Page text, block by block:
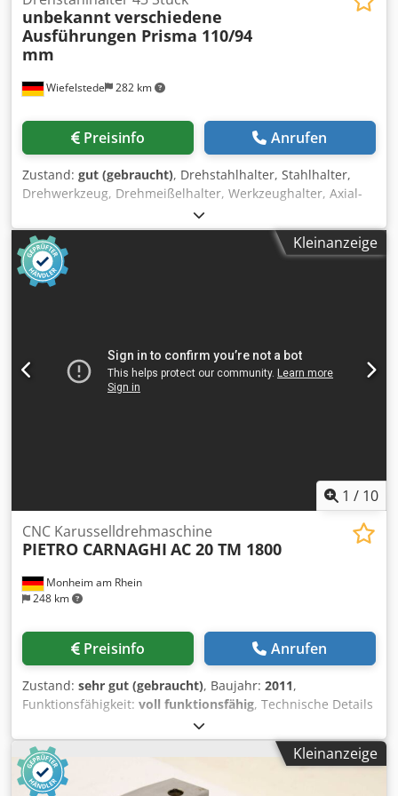
Wiefelstede 282 km
unbekanntverschiedene
Ausführungen Prisma 110/94
mm
Preisinfo Anrufen
Zustand: gut (gebraucht), Drehstahlhalter, Stahlhalter,
Drehwerkzeug, Drehmeißelhalter, Werkzeughalter, Axial-
Werkzeughalter, Wechselhalter Dodpfxjp E Hz Ne Alcock -
Drehstahlhalter: Werkzeughalter 43 Stück -
Werkzeugaufnahmen: verschiedene Ausführungen -
Einlegeprisma: 110/94 mm -Maße: siehe Fotos -
Verkauf/Preis: komplett -Transportabmessung:
Kleinanzeige
1 / 10
Monheim am Rhein
248 km
CNC Karusselldrehmaschine
PIETRO CARNAGHI AC 20 TM 1800
Preisinfo Anrufen
Zustand: sehr gut (gebraucht), Baujahr: 2011,
Funktionsfähigkeit: voll funktionsfähig, Technische Details
Planscheibendurchmesser 1800 mm Umlaufdurchmesser
2000 mm Drehhöhe 1270 / 1120 mm Steuerung SIEMENS
840 D Werkstückgewicht max. 5000 kg Stößelabmessungen
250 x 250 mm Tischdrehzahlbereich 1 - 320 U/min
Kleinanzeige